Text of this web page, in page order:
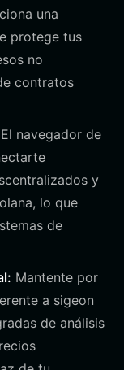
una
protege tus
no
contratos
El navegador de
y
lo que
de
Mantente por
a sigeon
de análisis